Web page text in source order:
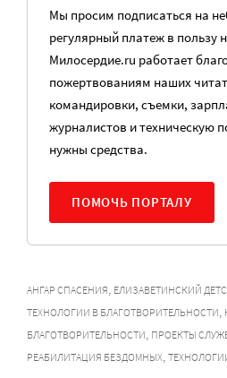
Мы просим подписаться на
регулярный платеж в пользу
Милосердие.ru работает
пожертвованиям наших
командировки, съемки,
журналистов и техническую
нужны средства.
ПОМОЧЬ ПОРТАЛУ
АНГАР СПАСЕНИЯ, ЕЛИЗАВЕТИНСКИЙ
ТЕХНОЛОГИИ В БЛАГОТВОРИТЕЛЬНОСТИ,
БЛАГОТВОРИТЕЛЬНОСТИ, ПРОЕКТЫ
РЕАБИЛИТАЦИЯ БЕЗДОМНЫХ,